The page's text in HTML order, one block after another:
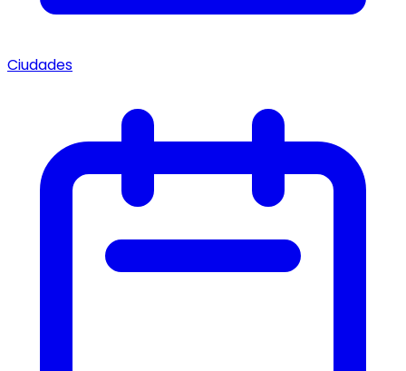
Ciudades